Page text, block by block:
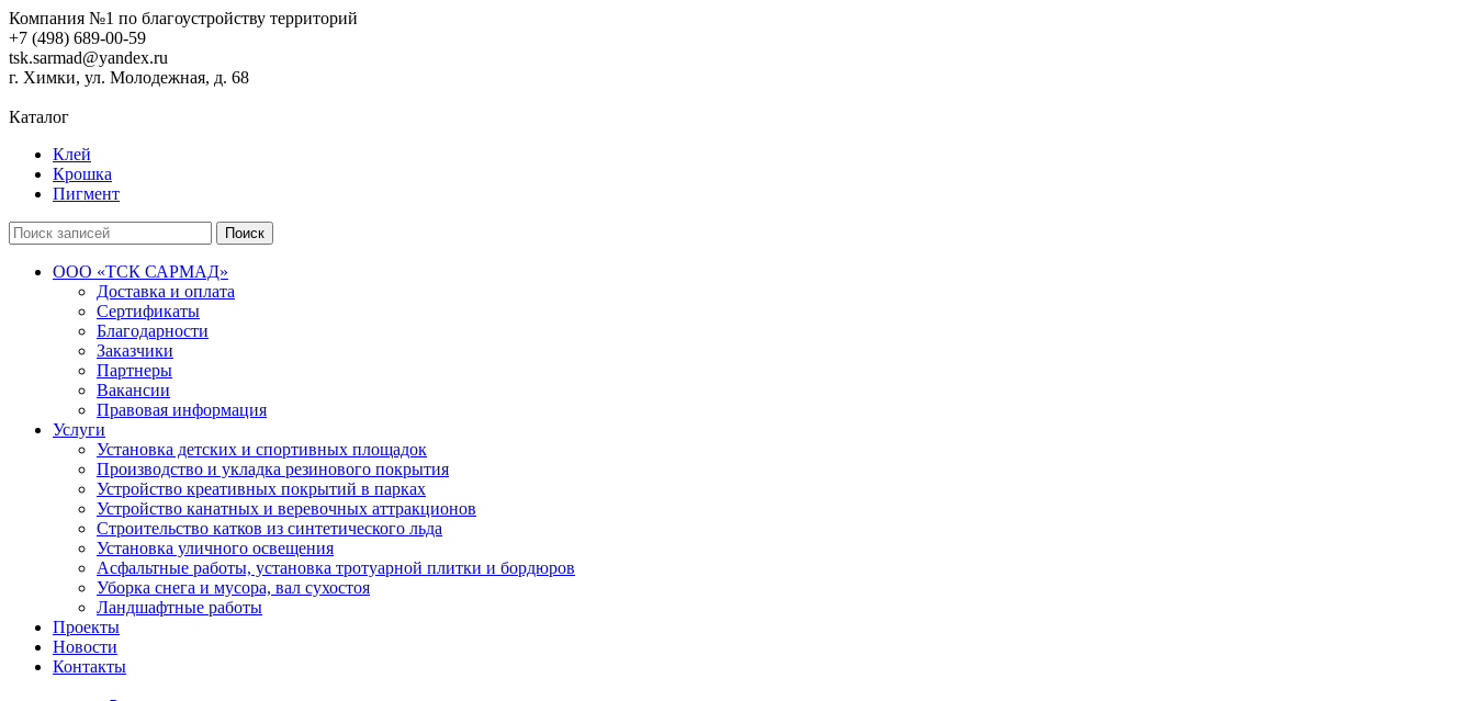
Компания №1 по благоустройству территорий
+7 (498) 689-00-59
tsk.sarmad@yandex.ru
г. Химки, ул. Молодежная, д. 68
Каталог
Клей
Крошка
Пигмент
Поиск
ООО «ТСК САРМАД»
Доставка и оплата
Сертификаты
Благодарности
Заказчики
Партнеры
Вакансии
Правовая информация
Услуги
Установка детских и спортивных площадок
Производство и укладка резинового покрытия
Устройство креативных покрытий в парках
Устройство канатных и веревочных аттракционов
Строительство катков из синтетического льда
Установка уличного освещения
Асфальтные работы, установка тротуарной плитки и бордюров
Уборка снега и мусора, вал сухостоя
Ландшафтные работы
Проекты
Новости
Контакты